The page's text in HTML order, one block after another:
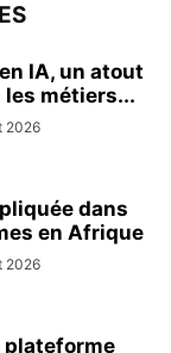
IA, un atout
métiers...
2026
dans
en Afrique
2026
plateforme